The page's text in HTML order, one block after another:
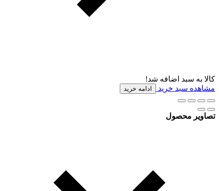
کالا به سبد اضافه شد!
مشاهده سبد خرید
ادامه خرید
تصاویر محصول